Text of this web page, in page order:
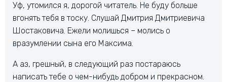
Уф, утомился я, дорогой читатель. Не буду больше
вгонять тебя в тоску. Слушай Дмитрия Дмитриевича
Шостаковича. Ежели молишься – молись о
вразумлении сына его Максима.
А аз, грешный, в следующий раз постараюсь
написать тебе о чем-нибудь добром и прекрасном.